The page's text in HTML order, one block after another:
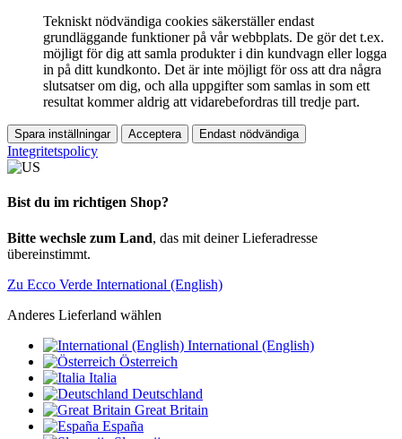
Tekniskt nödvändiga cookies säkerställer endast
grundläggande funktioner på vår webbplats. De gör det t.ex.
möjligt för dig att samla produkter i din kundvagn eller logga
in på ditt kundkonto. Det är inte möjligt för oss att dra några
slutsatser om dig, och alla uppgifter som samlas in som ett
resultat kommer aldrig att vidarebefordras till tredje part.
Spara inställningar Acceptera Endast nödvändiga
Integritetspolicy
Bist du im richtigen Shop?
Bitte wechsle zum Land, das mit deiner Lieferadresse
übereinstimmt.
Zu Ecco Verde International (English)
Anderes Lieferland wählen
International (English)
Österreich
Italia
Deutschland
Great Britain
España